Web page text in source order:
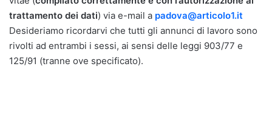
trattamento dei dati) via e-mail a padova@articolo1.it
Desideriamo ricordarvi che tutti gli annunci di lavoro sono
rivolti ad entrambi i sessi, ai sensi delle leggi 903/77 e
125/91 (tranne ove specificato).